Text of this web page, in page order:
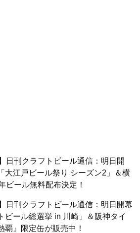
日刊クラフトビール通信：明日開
大江戸ビール祭り シーズン2」＆横
ビール無料配布決定！
日刊クラフトビール通信：明日開幕
ビール総選挙 in 川崎」＆阪神タイ
覇』限定缶が販売中！